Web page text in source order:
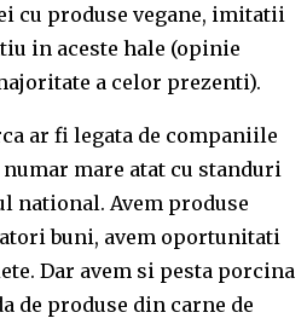
cu produse vegane, imitatii
in aceste hale (opinie
a celor prezenti).
ar fi legata de companiile
mare atat cu standuri
national. Avem produse
buni, avem oportunitati
Dar avem si pesta porcina
de produse din carne de